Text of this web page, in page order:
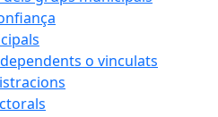
o vinculats